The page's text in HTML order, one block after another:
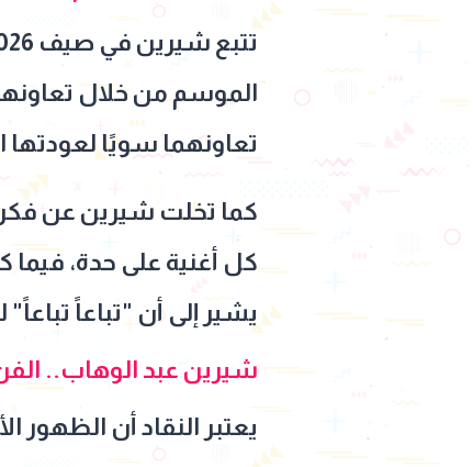
الموسم من خلال
تعاونهما سويًا لعودتها
كما تخلت شيرين عن فكرة
كل أغنية على حدة،
يشير إلى أن "تباعاً
شيرين عبد الوهاب.. الفن
يعتبر النقاد أن الظهور